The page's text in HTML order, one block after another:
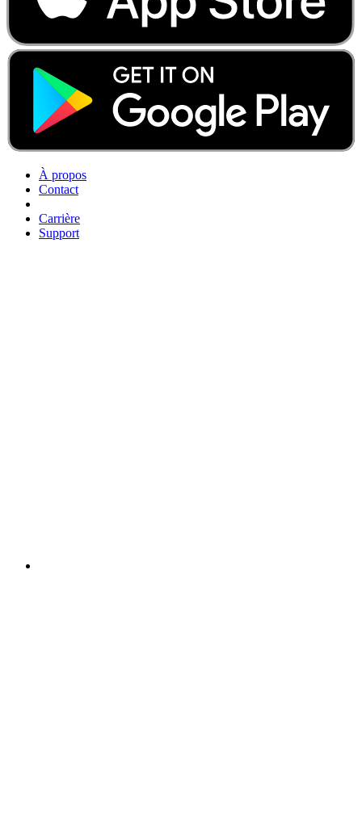
À propos
Contact
Carrière
Support